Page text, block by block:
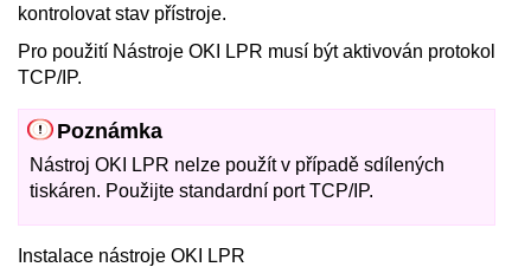
kontrolovat stav přístroje.
Pro použití Nástroje OKI LPR musí být aktivován protokol
TCP/IP.
Poznámka
Nástroj OKI LPR nelze použít v případě sdílených
tiskáren. Použijte standardní port TCP/IP.
Instalace nástroje OKI LPR